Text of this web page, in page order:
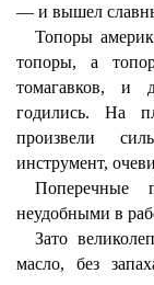
— и вышел
Топоры
топоры, а
томагавков, и
годились. На
произвели
инструмент,
неудобными в
Зато
масло, без